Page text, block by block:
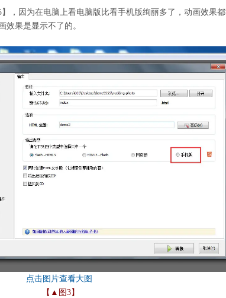
，因为在电脑上看电脑版比看手机版绚丽多了，动画效果
效果是显示不了的。
【▲图3】